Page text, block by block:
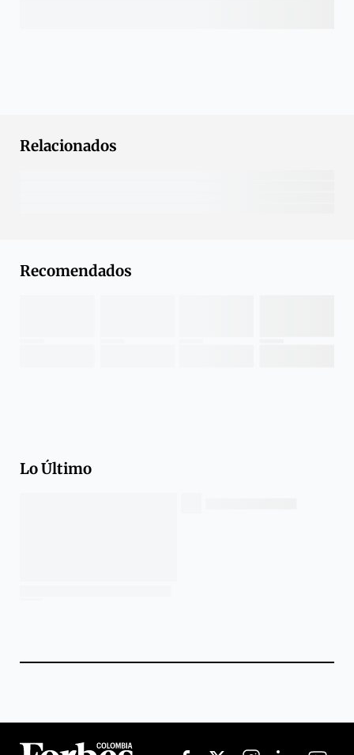
Relacionados
Recomendados
Lo Último